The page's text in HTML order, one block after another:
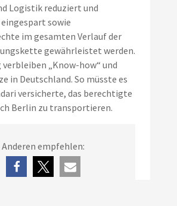
Logistik reduziert und
sowie
im gesamten Verlauf der
gewährleistet werden.
„Know-how“ und
in Deutschland. So müsste es
versicherte, das berechtigte
Berlin zu transportieren.
Anderen empfehlen: